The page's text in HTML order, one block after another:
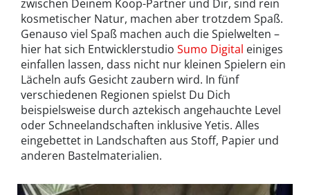
zwischen Deinem Koop-Partner und Dir, sind rein
kosmetischer Natur, machen aber trotzdem Spaß.
Genauso viel Spaß machen auch die Spielwelten –
hier hat sich Entwicklerstudio Sumo Digital einiges
einfallen lassen, dass nicht nur kleinen Spielern ein
Lächeln aufs Gesicht zaubern wird. In fünf
verschiedenen Regionen spielst Du Dich
beispielsweise durch aztekisch angehauchte Level
oder Schneelandschaften inklusive Yetis. Alles
eingebettet in Landschaften aus Stoff, Papier und
anderen Bastelmaterialien.